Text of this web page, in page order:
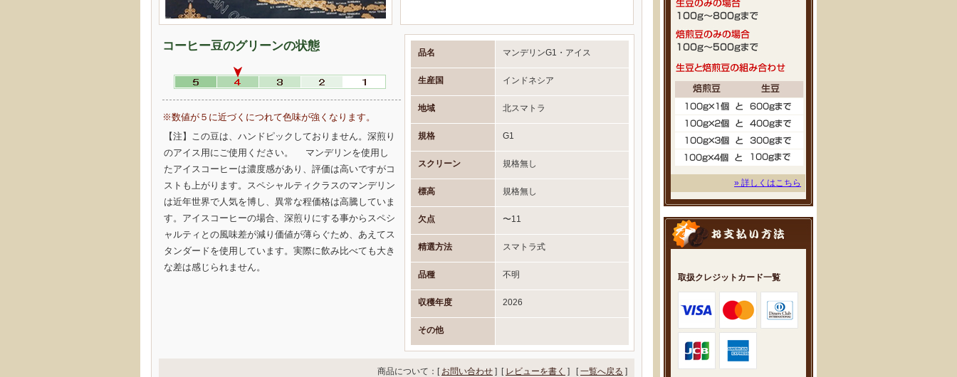
» 詳しくはこちら
取扱クレジットカード一覧
コーヒー豆のグリーンの状態
※数値が５に近づくにつれて色味が強くなります。
【注】この豆は、ハンドピックしておりません。深煎り
のアイス用にご使用ください。 マンデリンを使用し
たアイスコーヒーは濃度感があり、評価は高いですがコ
ストも上がります。スペシャルティクラスのマンデリン
は近年世界で人気を博し、異常な程価格は高騰していま
す。アイスコーヒーの場合、深煎りにする事からスペシ
ャルティとの風味差が減り価値が薄らぐため、あえてス
タンダードを使用しています。実際に飲み比べても大き
な差は感じられません。
品名 マンデリンG1・アイス
生産国 インドネシア
地域 北スマトラ
規格 G1
スクリーン 規格無し
標高 規格無し
欠点 〜11
精選方法 スマトラ式
品種 不明
収穫年度 2026
その他
商品について：[ お問い合わせ ] [ レビューを書く ] [一覧へ戻る ]